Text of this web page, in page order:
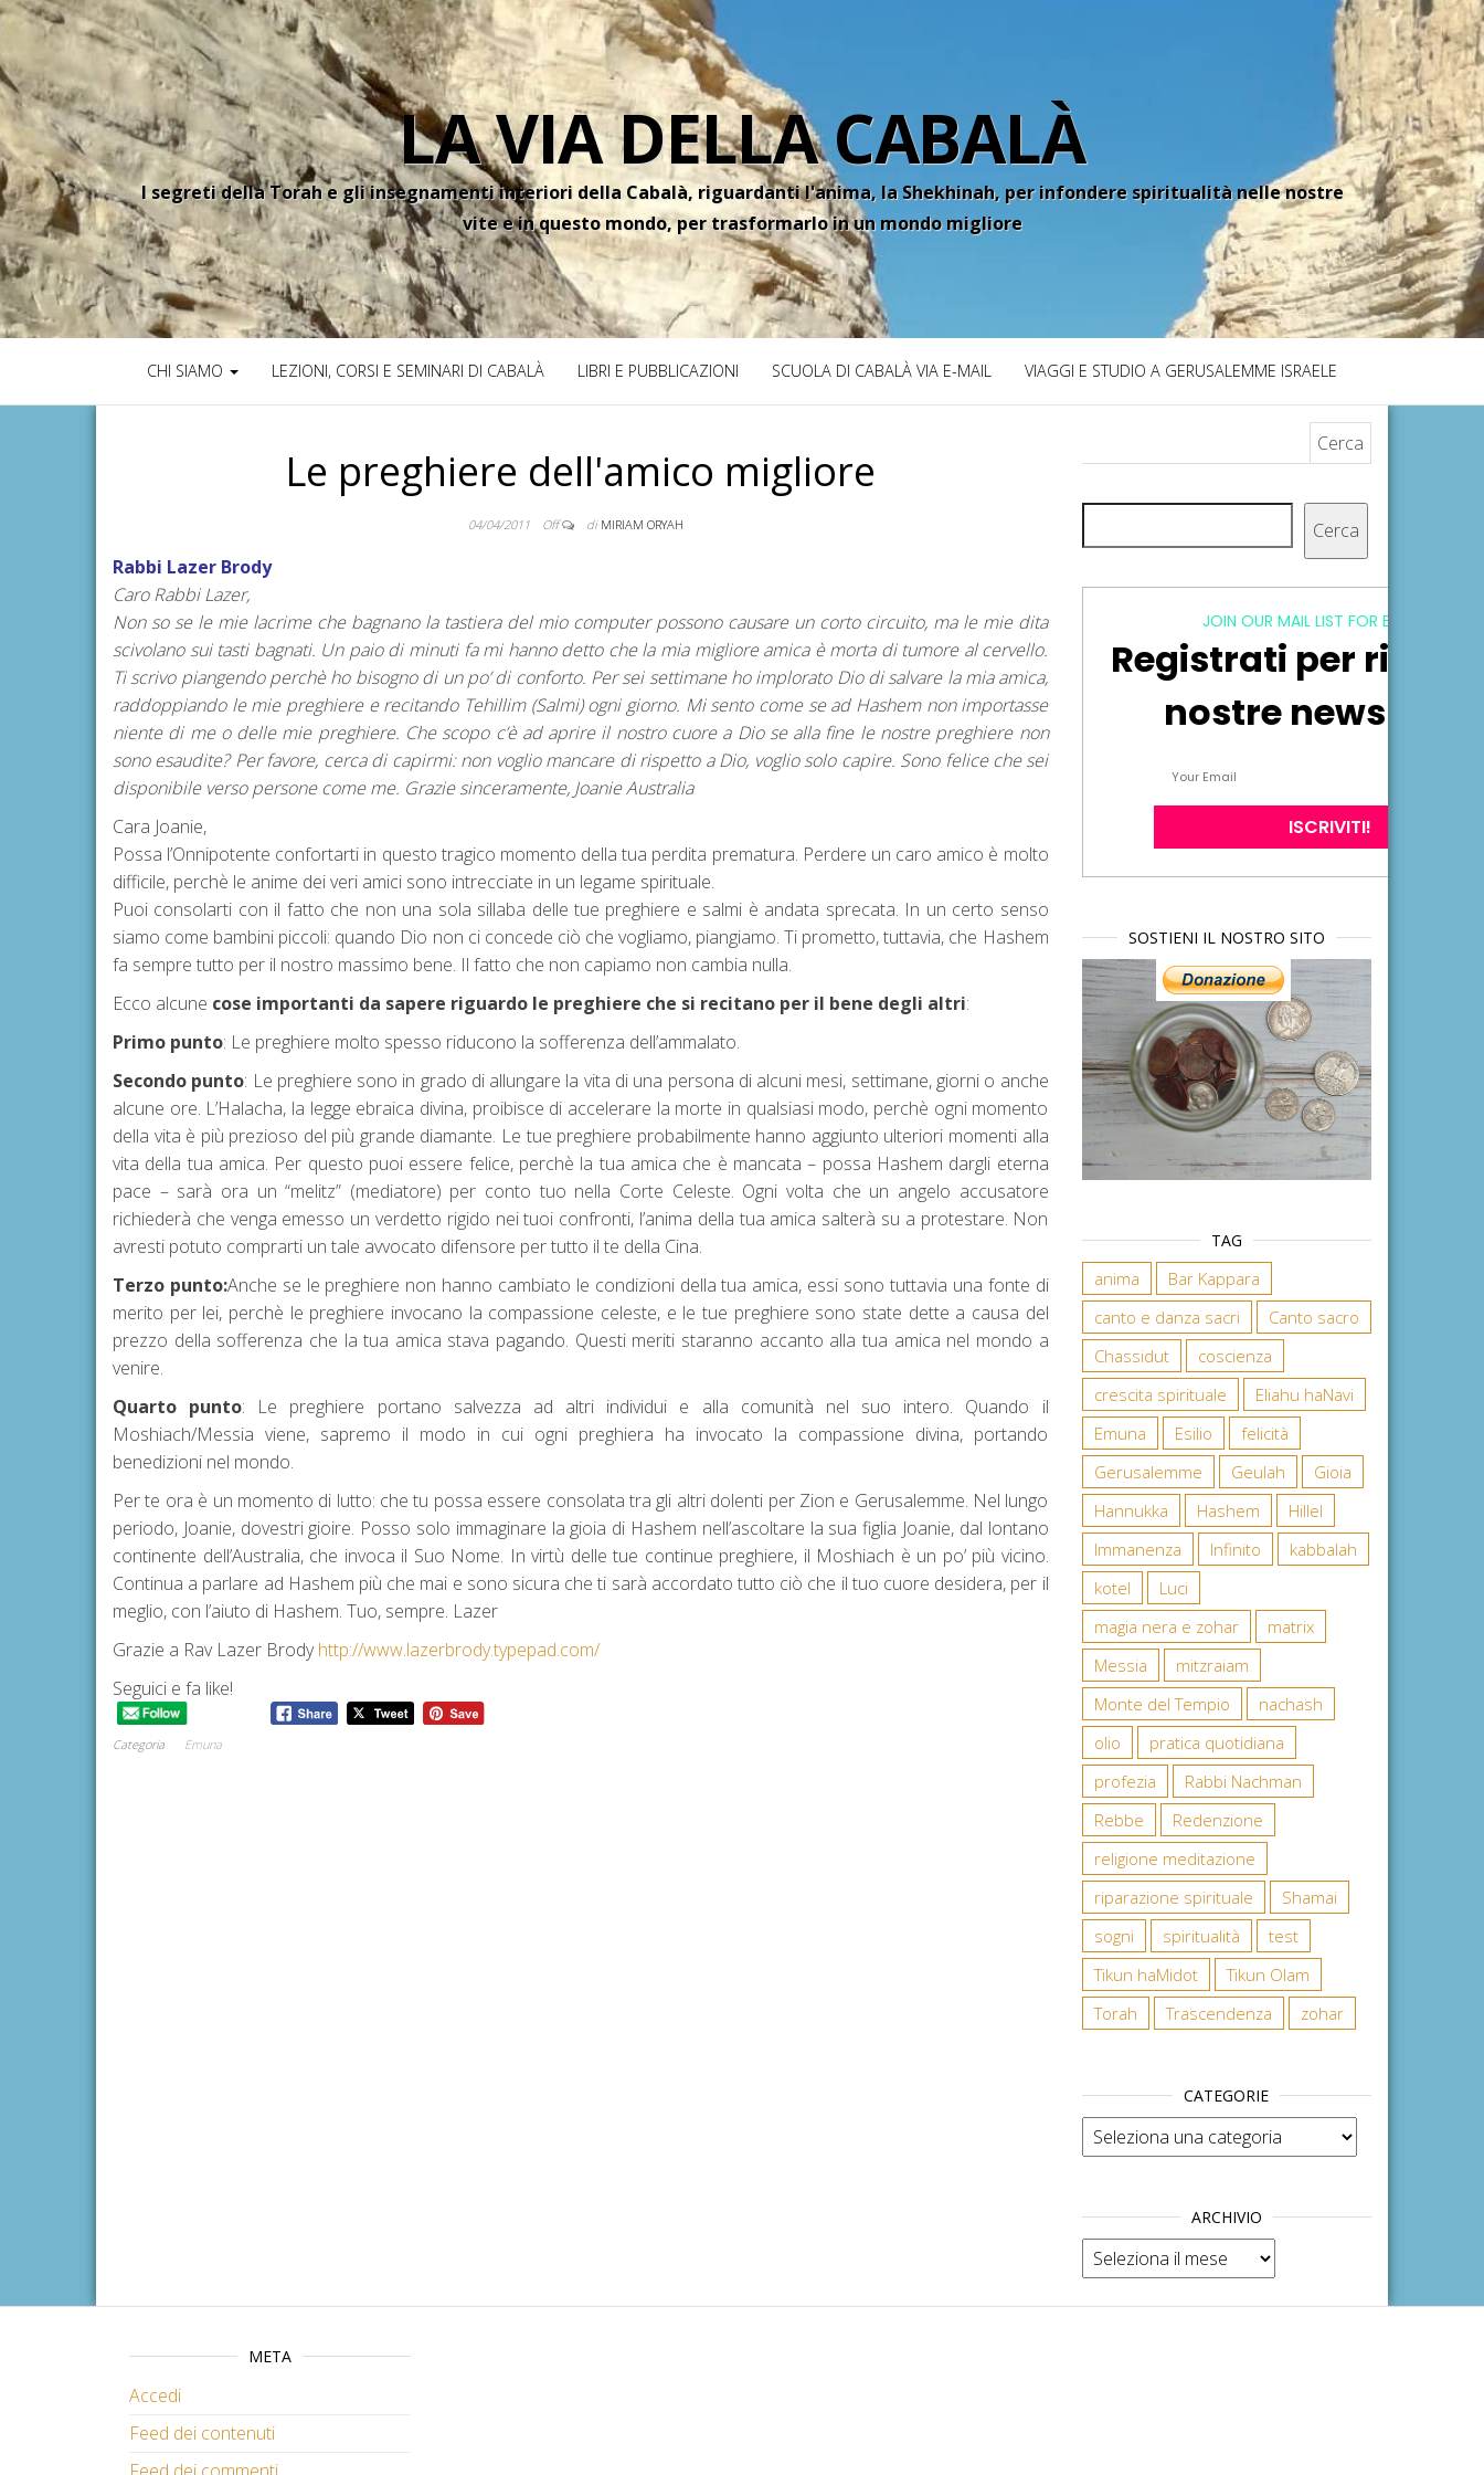
LA VIA DELLA CABALÀ
I segreti della Torah e gli insegnamenti interiori della Cabalà, riguardanti l'anima, la Shekhinah, per infondere spiritualità nelle nostre
vite e in questo mondo, per trasformarlo in un mondo migliore
CHI SIAMO LEZIONI, CORSI E SEMINARI DI CABALÀ LIBRI E PUBBLICAZIONI SCUOLA DI CABALÀ VIA E-MAIL VIAGGI E STUDIO A GERUSALEMME ISRAELE
Le preghiere dell'amico migliore
04/04/2011 Off di MIRIAM ORYAH
Rabbi Lazer Brody
Caro Rabbi Lazer,
Non so se le mie lacrime che bagnano la tastiera del mio computer possono causare un corto circuito, ma le mie dita
scivolano sui tasti bagnati. Un paio di minuti fa mi hanno detto che la mia migliore amica è morta di tumore al cervello.
Ti scrivo piangendo perchè ho bisogno di un po’ di conforto. Per sei settimane ho implorato Dio di salvare la mia amica,
raddoppiando le mie preghiere e recitando Tehillim (Salmi) ogni giorno. Mi sento come se ad Hashem non importasse
niente di me o delle mie preghiere. Che scopo c’è ad aprire il nostro cuore a Dio se alla fine le nostre preghiere non
sono esaudite? Per favore, cerca di capirmi: non voglio mancare di rispetto a Dio, voglio solo capire. Sono felice che sei
disponibile verso persone come me. Grazie sinceramente, Joanie Australia
Cara Joanie,
Possa l’Onnipotente confortarti in questo tragico momento della tua perdita prematura. Perdere un caro amico è molto
difficile, perchè le anime dei veri amici sono intrecciate in un legame spirituale.
Puoi consolarti con il fatto che non una sola sillaba delle tue preghiere e salmi è andata sprecata. In un certo senso
siamo come bambini piccoli: quando Dio non ci concede ciò che vogliamo, piangiamo. Ti prometto, tuttavia, che Hashem
fa sempre tutto per il nostro massimo bene. Il fatto che non capiamo non cambia nulla.
Ecco alcune cose importanti da sapere riguardo le preghiere che si recitano per il bene degli altri:
Primo punto: Le preghiere molto spesso riducono la sofferenza dell’ammalato.
Secondo punto: Le preghiere sono in grado di allungare la vita di una persona di alcuni mesi, settimane, giorni o anche
alcune ore. L’Halacha, la legge ebraica divina, proibisce di accelerare la morte in qualsiasi modo, perchè ogni momento
della vita è più prezioso del più grande diamante. Le tue preghiere probabilmente hanno aggiunto ulteriori momenti alla
vita della tua amica. Per questo puoi essere felice, perchè la tua amica che è mancata – possa Hashem dargli eterna
pace – sarà ora un “melitz” (mediatore) per conto tuo nella Corte Celeste. Ogni volta che un angelo accusatore
richiederà che venga emesso un verdetto rigido nei tuoi confronti, l’anima della tua amica salterà su a protestare. Non
avresti potuto comprarti un tale avvocato difensore per tutto il te della Cina.
Terzo punto:Anche se le preghiere non hanno cambiato le condizioni della tua amica, essi sono tuttavia una fonte di
merito per lei, perchè le preghiere invocano la compassione celeste, e le tue preghiere sono state dette a causa del
prezzo della sofferenza che la tua amica stava pagando. Questi meriti staranno accanto alla tua amica nel mondo a
venire.
Quarto punto: Le preghiere portano salvezza ad altri individui e alla comunità nel suo intero. Quando il
Moshiach/Messia viene, sapremo il modo in cui ogni preghiera ha invocato la compassione divina, portando
benedizioni nel mondo.
Per te ora è un momento di lutto: che tu possa essere consolata tra gli altri dolenti per Zion e Gerusalemme. Nel lungo
periodo, Joanie, dovestri gioire. Posso solo immaginare la gioia di Hashem nell’ascoltare la sua figlia Joanie, dal lontano
continente dell’Australia, che invoca il Suo Nome. In virtù delle tue continue preghiere, il Moshiach è un po’ più vicino.
Continua a parlare ad Hashem più che mai e sono sicura che ti sarà accordato tutto ciò che il tuo cuore desidera, per il
meglio, con l’aiuto di Hashem. Tuo, sempre. Lazer
Grazie a Rav Lazer Brodyhttp://www.lazerbrody.typepad.com/
Seguici e fa like!
Categoria Emuna
Cerca
JOIN OUR MAIL LIST FOR EXCLUSIVE
Registrati per
nostre
SOSTIENI IL NOSTRO SITO
TAG
anima
Bar Kappara
canto e danza sacri
Canto sacro
Chassidut
coscienza
crescita spirituale
Eliahu haNavi
Emuna
Esilio
felicità
Gerusalemme
Geulah
Gioia
Hannukka
Hashem
Hillel
Immanenza
Infinito
kabbalah
kotel
Luci
magia nera e zohar
matrix
Messia
mitzraiam
Monte del Tempio
nachash
olio
pratica quotidiana
profezia
Rabbi Nachman
Rebbe
Redenzione
religione meditazione
riparazione spirituale
Shamai
sogni
spiritualità
test
Tikun haMidot
Tikun Olam
Torah
Trascendenza zohar
CATEGORIE
Categorie
ARCHIVIO
Archivio
META
Accedi
Feed dei contenuti